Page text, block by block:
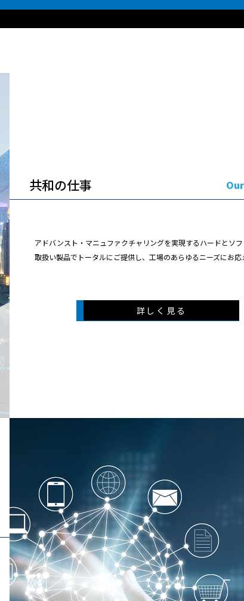
共和の仕事
アドバンスト・マニュファクチャリングを実現するハードとソ
取扱い製品でトータルにご提供し、工場のあらゆるニーズにお応
詳しく見る